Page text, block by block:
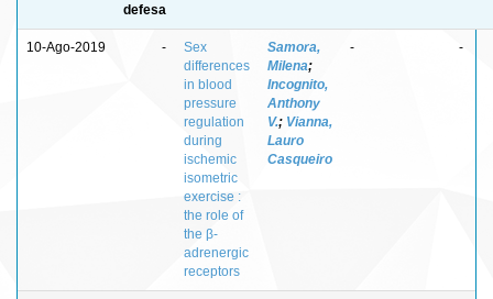
defesa
10-Ago-2019 -
Sex
differences
in blood
pressure
regulation
during
ischemic
isometric
exercise :
the role of
the β-
adrenergic
receptors
Samora,
Milena;
Incognito,
Anthony
V.; Vianna,
Lauro
Casqueiro
- -